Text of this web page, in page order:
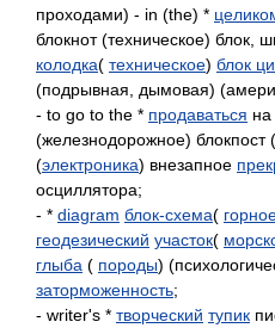
проходами) - in (the) *
блокнот (техническое) блок,
колодка( техническое) блок
(подрывная, дымовая)
- to go to the * продаваться на
(железнодорожное) блокпост (
(электроника) внезапное
осциллятора;
- * diagram блок-схема(
геодезический участок(
глыба ( породы)
заторможенность;
- writer's * творческий тупик